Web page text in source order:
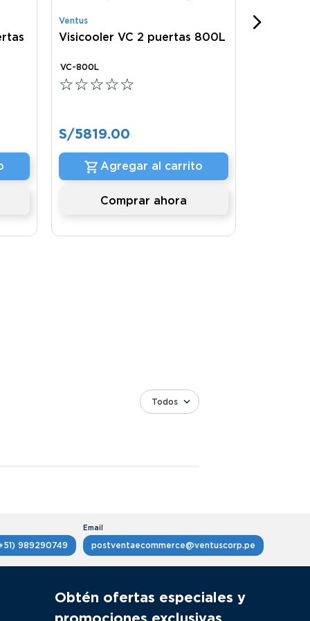
Ventus
Visicooler VC 2 puertas 800L
VC-800L
☆☆☆☆☆
S/5819.00
Agregar al carrito
Comprar ahora
Todos
989290749 postventaecommerce@ventuscorp.pe
Obtén ofertas especiales y